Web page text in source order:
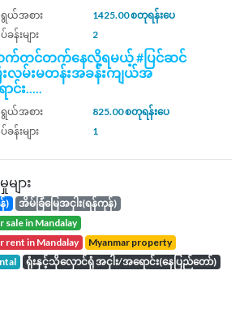
ယ်အစား
1425.00 စတုရန်းပေ
န်းများ
2
တင်တက်နေလို့ရမယ့် #ပြင်ဆင်
ြီးလမ်းမတန်းအခန်းကျယ်အ
င်း.....
ယ်အစား
825.00 စတုရန်းပေ
န်းများ
1
ျား
)
အိမ်ခြံမြေအငှါး(ရန်ကုန်)
sale in Mandalay
rent in Mandalay
Myanmar property
ရုံးနှင့်သိုလှောင်ရုံ အငှါး/အရောင်း(နေပြည်တော်)